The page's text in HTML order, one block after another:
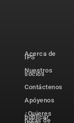
Acerca de
IPS
Nuestros
socios
Contáctenos
Apóyenos
¿Quieres
publicar
notas de